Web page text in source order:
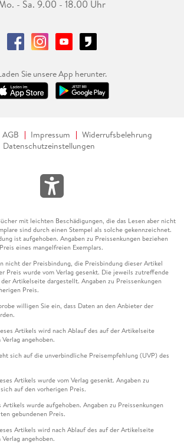
- Sa. 9.00 - 18.00 Uhr
Sie unsere App herunter.
AGB Impressum
Widerrufsbelehrung
Datenschutzeinstellungen
mit leichten Beschädigungen, die das Lesen aber nicht
sind durch einen Stempel als solche gekennzeichnet.
ist aufgehoben. Angaben zu Preissenkungen beziehen
eines mangelfreien Exemplars.
nicht der Preisbindung, die Preisbindung dieser Artikel
Preis wurde vom Verlag gesenkt. Die jeweils zutreffende
Artikelseite dargestellt. Angaben zu Preissenkungen
Preis.
willigen Sie ein, dass Daten an den Anbieter der
Artikels wird nach Ablauf des auf der Artikelseite
angehoben.
sich auf die unverbindliche Preisempfehlung (UVP) des
Artikels wurde vom Verlag gesenkt. Angaben zu
auf den vorherigen Preis.
wurde aufgehoben. Angaben zu Preissenkungen
gebundenen Preis.
Artikels wird nach Ablauf des auf der Artikelseite
angehoben.